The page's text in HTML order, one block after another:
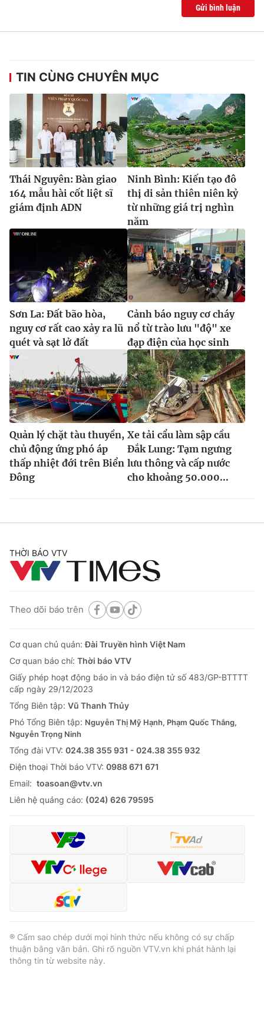
Gửi bình luận
TIN CÙNG CHUYÊN MỤC
Thái Nguyên: Bàn giao
164 mẫu hài cốt liệt sĩ
giám định ADN
Ninh Bình: Kiến tạo đô
thị di sản thiên niên kỷ
từ những giá trị nghìn
năm
Sơn La: Đất bão hòa,
nguy cơ rất cao xảy ra lũ
quét và sạt lở đất
Cảnh báo nguy cơ cháy
nổ từ trào lưu "độ" xe
đạp điện của học sinh
Quản lý chặt tàu thuyền,
chủ động ứng phó áp
thấp nhiệt đới trên Biển
Đông
Xe tải cẩu làm sập cầu
Đắk Lung: Tạm ngưng
lưu thông và cấp nước
cho khoảng 50.000...
THỜI BÁO VTV
Theo dõi báo trên
Cơ quan chủ quản:Đài Truyền hình Việt Nam
Cơ quan báo chí: Thời báo VTV
Giấy phép hoạt động báo in và báo điện tử số 483/GP-BTTTT
cấp ngày 29/12/2023
Tổng Biên tập: Vũ Thanh Thủy
Phó Tổng Biên tập: Nguyễn Thị Mỹ Hạnh, Phạm Quốc Thắng,
Nguyễn Trọng Ninh
Tổng đài VTV: 024.38 355 931 - 024.38 355 932
Ðiện thoại Thời báo VTV: 0988 671 671
Email: toasoan@vtv.vn
Liên hệ quảng cáo: (024) 626 79595
® Cấm sao chép dưới mọi hình thức nếu không có sự chấp
thuận bằng văn bản. Ghi rõ nguồn VTV.vn khi phát hành lại
thông tin từ website này.